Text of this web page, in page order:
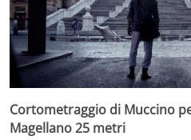
Cortometraggio di Muccino
Magellano 25 metri